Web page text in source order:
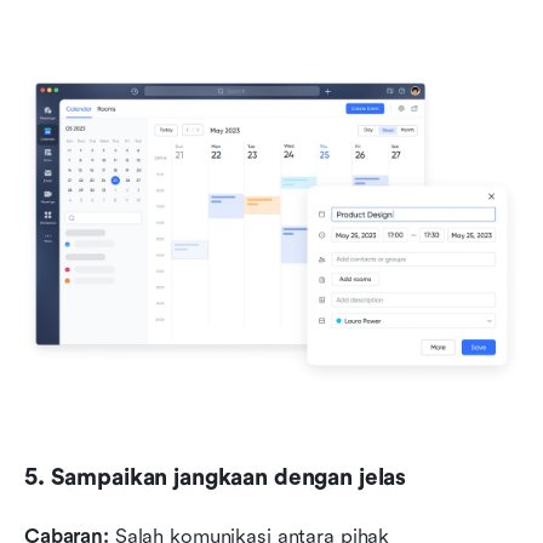
5. Sampaikan jangkaan dengan jelas
Cabaran: Salah komunikasi antara pihak